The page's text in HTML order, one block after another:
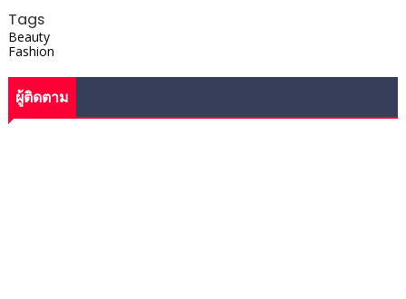
Tags
Beauty
Fashion
ผู้ติดตาม